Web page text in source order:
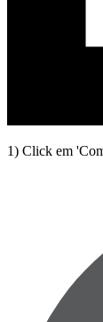
1) Click em